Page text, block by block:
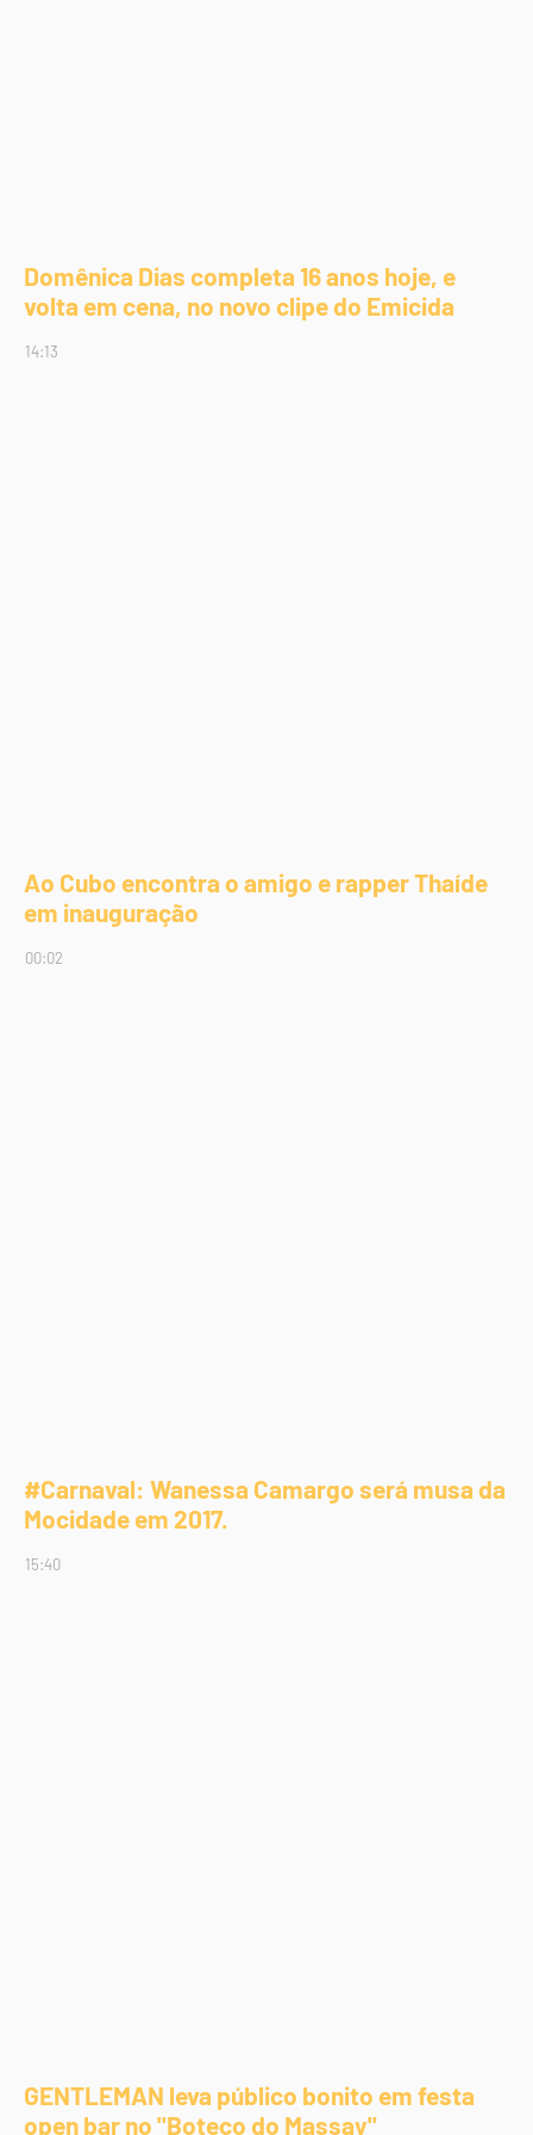
Domênica Dias completa 16 anos hoje, e
volta em cena, no novo clipe do Emicida
14:13
Ao Cubo encontra o amigo e rapper Thaíde
em inauguração
00:02
#Carnaval: Wanessa Camargo será musa da
Mocidade em 2017.
15:40
GENTLEMAN leva público bonito em festa
open bar no "Boteco do Massay"